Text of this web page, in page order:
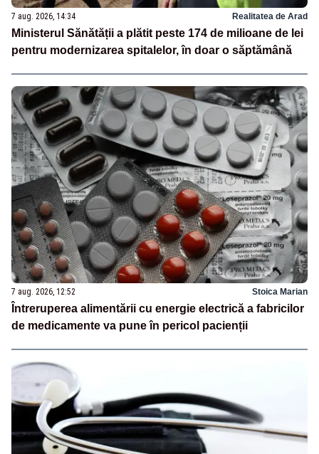
7 aug. 2026, 14:34 Realitatea de Arad
Ministerul Sănătății a plătit peste 174 de milioane de lei
pentru modernizarea spitalelor, în doar o săptămână
7 aug. 2026, 12:52 Stoica Marian
Întreruperea alimentării cu energie electrică a fabricilor
de medicamente va pune în pericol pacienții